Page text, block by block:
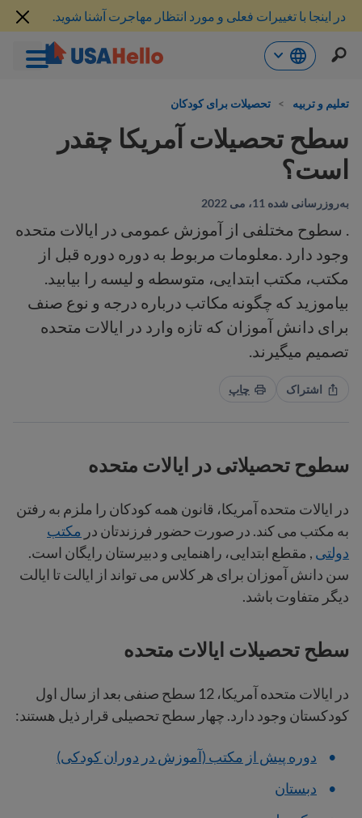
در اینجا با تغییرات فعلی و مورد انتظار مهاجرت آشنا شوید.
تعلیم و تربیه > تحصیلات برای کودکان
سطح تحصیلات آمریکا چقدر
است؟
به‌روزرسانی شده 11، می 2022
. سطوح مختلفی از آموزش عمومی در ایالات متحده
وجود دارد .معلومات مربوط به دوره دوره قبل از
مکتب، مکتب ابتدایی، متوسطه و لیسه را بیابید.
بیاموزید که چگونه مکاتب درباره درجه و نوع صنف
برای دانش آموزان که تازه وارد در ایالات متحده
تصمیم میگیرند.
اشتراک چاپ
سطوح تحصیلاتی در ایالات متحده
در ایالات متحده آمریکا، قانون همه کودکان را ملزم به رفتن
به مکتب می کند. در صورت حضور فرزندتان در مکتب
دولتی , مقطع ابتدایی، راهنمایی و دبیرستان رایگان است.
سن دانش آموزان برای هر کلاس می تواند از ایالت تا ایالت
دیگر متفاوت باشد.
سطح تحصیلات ایالات متحده
در ایالات متحده آمریکا، 12 سطح صنفی بعد از سال اول
کودکستان وجود دارد. چهار سطح تحصیلی قرار ذیل هستند:
دوره پیش از مکتب (آموزش در دوران کودکی)
دبستان